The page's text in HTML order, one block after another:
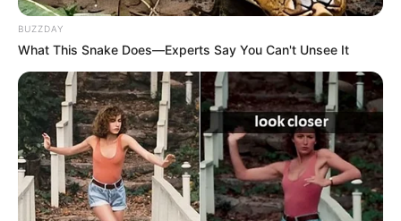
BUZZDAY
What This Snake Does—Experts Say You Can't Unsee It